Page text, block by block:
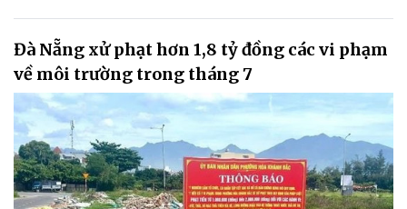
Đà Nẵng xử phạt hơn 1,8 tỷ đồng các vi phạm
về môi trường trong tháng 7